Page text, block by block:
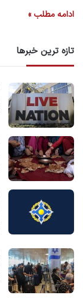
ادامه مطلب »
تازه ترین خبرها